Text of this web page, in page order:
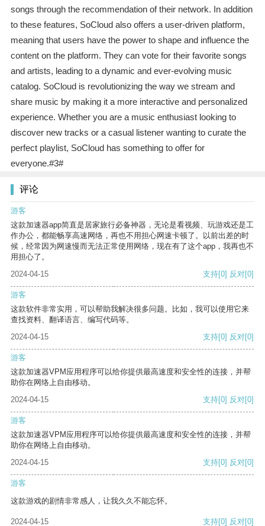
songs through the recommendation of their network. In addition
to these features, SoCloud also offers a user-driven platform,
meaning that users have the power to shape and influence the
content on the platform. They can vote for their favorite songs
and artists, leading to a dynamic and ever-evolving music
catalog. SoCloud is revolutionizing the way we stream and
share music by making it a more interactive and personalized
experience. Whether you are a music enthusiast looking to
discover new tracks or a casual listener wanting to curate the
perfect playlist, SoCloud has something to offer for
everyone.#3#
评论
游客
这款加速器app简直是居家旅行必备神器，无论是看视频、玩游戏还是工
作办公，都能畅享高速网络，再也不用担心网速卡顿了。以前出差的时
候，经常因为网速慢而无法正常使用网络，现在有了这个app，我再也不
用担心了。
2024-04-15
支持[0] 反对[0]
游客
这款软件非常实用，可以帮助我解决很多问题。比如，我可以使用它来
查找资料、翻译语言、编写代码等。
2024-04-15
支持[0] 反对[0]
游客
这款加速器VPM应用程序可以给你提供最高速度和安全性的连接，并帮
助你在网络上自由移动。
2024-04-15
支持[0] 反对[0]
游客
这款加速器VPM应用程序可以给你提供最高速度和安全性的连接，并帮
助你在网络上自由移动。
2024-04-15
支持[0] 反对[0]
游客
这款游戏的剧情非常感人，让我久久不能忘怀。
2024-04-15 支持[0] 反对[0]